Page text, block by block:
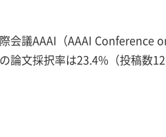
会議AAAI（AAAI Conference
文採択率は23.4%（投稿数